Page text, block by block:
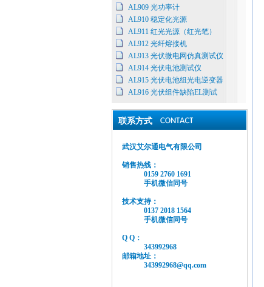
AL909 光功率计
AL910 稳定化光源
AL911 红光光源（红光笔）
AL912 光纤熔接机
AL913 光伏微电网仿真测试仪
AL914 光伏电池测试仪
AL915 光伏电池组光电逆变器
AL916 光伏组件缺陷EL测试
联系方式
武汉艾尔通电气有限公司
销售热线：
0159 2760 1691
手机微信同号
技术支持：
0137 2018 1564
手机微信同号
Q Q：
343992968
邮箱地址：
343992968@qq.com